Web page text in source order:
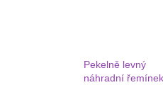
Pekelně levný
náhradní řemínek